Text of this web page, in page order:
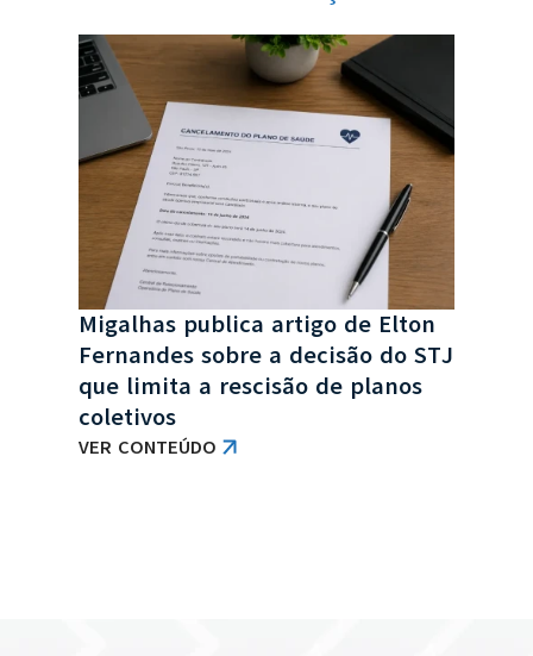
Migalhas publica artigo de Elton
Fernandes sobre a decisão do STJ
que limita a rescisão de planos
coletivos
VER CONTEÚDO